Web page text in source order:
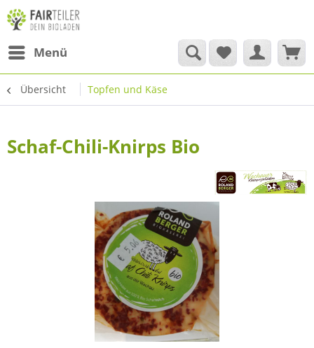
Menü
Übersicht Topfen und Käse
Schaf-Chili-Knirps Bio